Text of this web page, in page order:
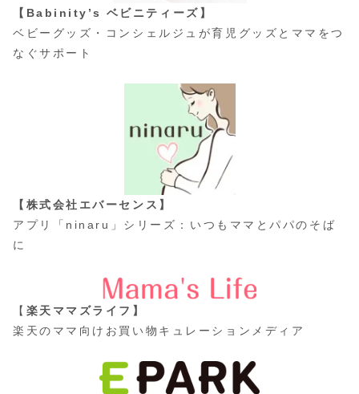
【Babinity’s ベビニティーズ】
ベビーグッズ・コンシェルジュが育児グッズとママをつ
なぐサポート
【株式会社エバーセンス】
アプリ「ninaru」シリーズ：いつもママとパパのそば
に
【 楽天ママズライフ】
楽天のママ向けお買い物キュレーションメディア